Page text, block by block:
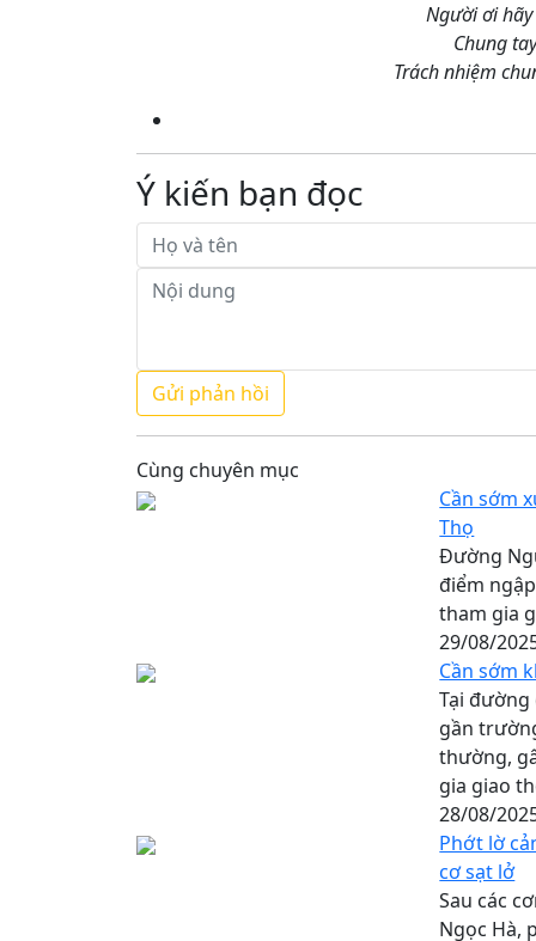
Người ơi
Chung
Trách nhiệm
Ý kiến bạn đọc
Cùng chuyên mục
Cần sớm
Thọ
Đường
điểm
tham gia
29/08/
Cần sớm
Tại đường
gần
thường,
gia giao
28/08/
Phớt lờ
cơ sạt lở
Sau các
Ngọc Hà,